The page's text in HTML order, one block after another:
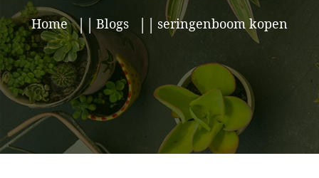
Home Blogs seringenboom kopen